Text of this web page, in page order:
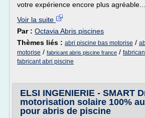
votre expérience encore plus agréable...
Voir la suite
Par : Octavia Abris piscines
Thèmes liés : abri piscine bas motorise /
motorise / fabricant abris piscine france /
fabricant abri piscine
ELSI INGENIERIE - SMART
motorisation solaire 100%
pour abris de piscine